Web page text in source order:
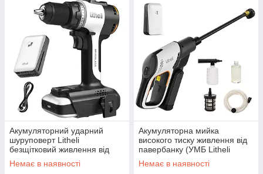
Акумуляторний ударний
шуруповерт Litheli
безщітковий живлення від
павербанку УМБ 20000 mAh
45 Вт
Немає в наявності
Акумуляторна мийка
високого тиску живлення від
павербанку (УМБ Litheli
Power Bank 20000 mAh 45 W
4А тиск 42 бари)
Немає в наявності